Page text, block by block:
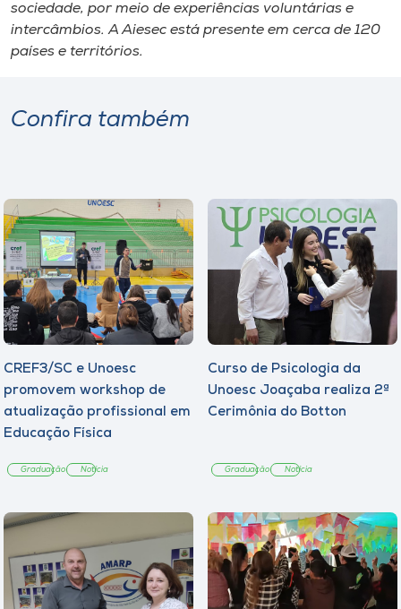
sociedade, por meio de experiências voluntárias e
intercâmbios. A Aiesec está presente em cerca de 120
países e territórios.
Confira também
CREF3/SC e Unoesc
promovem workshop de
atualização profissional em
Educação Física
Graduação Notícia
Curso de Psicologia da
Unoesc Joaçaba realiza 2ª
Cerimônia do Botton
Graduação Notícia